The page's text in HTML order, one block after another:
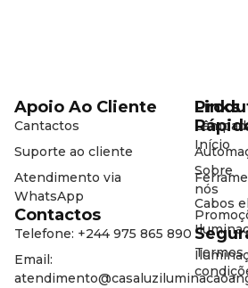
Cabos
Links
Início
Sobre
nós
Termos
Apoio Ao Cliente
Cantactos
Suporte ao cliente
Atendimento via
WhatsApp
Contactos
Telefone: +244 975 865 890
Email: